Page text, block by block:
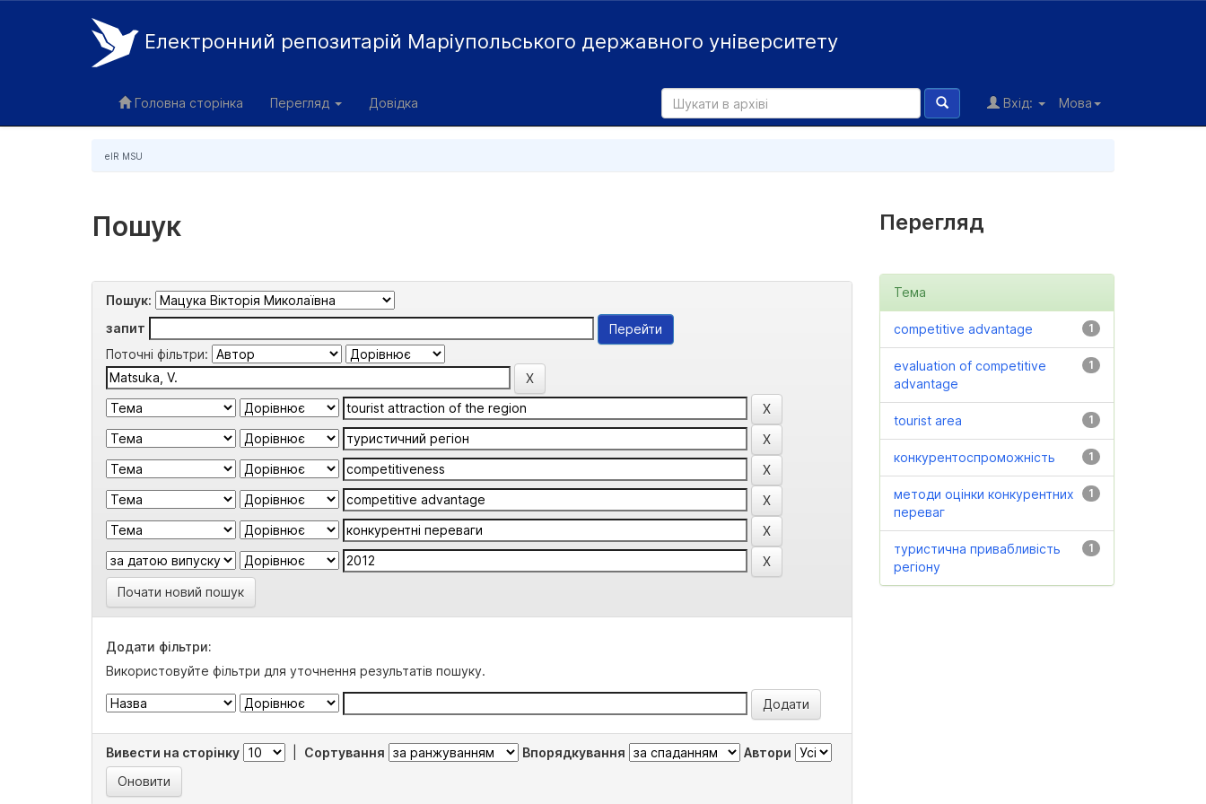
Електронний репозитарій Маріупольського державного університету
Головна сторінка Перегляд Довідка Мова
Вхід:
eIR MSU
Пошук
Пошук:
запит
Поточні фільтри:
Почати новий пошук
Додати фільтри:
Використовуйте фільтри для уточнення результатів пошуку.
Вивести на сторінку Сортування Впорядкування Автори
Перегляд
Тема
1
competitive advantage
1
evaluation of competitive
advantage
1
tourist area
1
конкурентоспроможність
1
методи оцінки конкурентних
переваг
1
туристична привабливість
регіону